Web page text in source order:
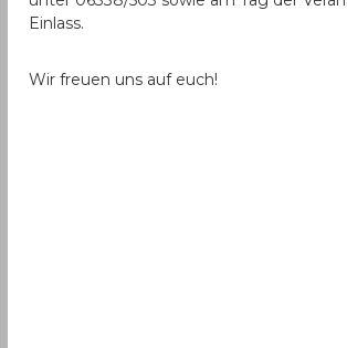
Einlass.
Wir freuen uns auf euch!